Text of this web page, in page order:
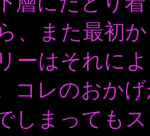
、また最初
ーはそれに
コレのおか
しまっても